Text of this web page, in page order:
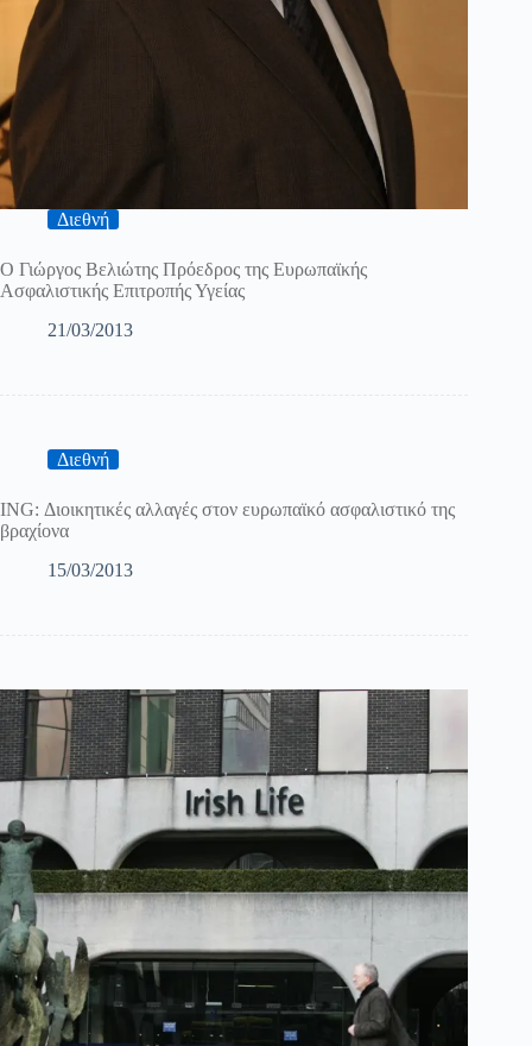
Διεθνή
Ο Γιώργος Βελιώτης Πρόεδρος της Ευρωπαϊκής
Ασφαλιστικής Επιτροπής Υγείας
21/03/2013
Διεθνή
ING: Διοικητικές αλλαγές στον ευρωπαϊκό ασφαλιστικό της
βραχίονα
15/03/2013